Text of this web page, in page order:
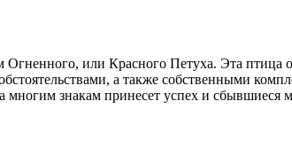
или Красного Петуха. Эта птица
а также собственными
многим знакам принесет успех и сбывшиеся